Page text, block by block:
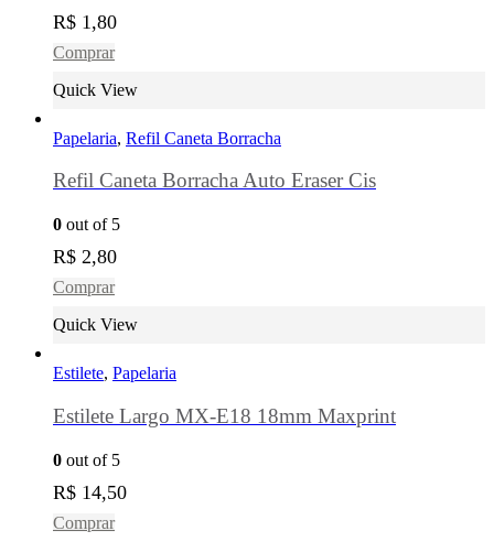
R$ 1,80
Comprar
Quick View
Papelaria, Refil Caneta Borracha
Refil Caneta Borracha Auto Eraser Cis
0 out of 5
R$ 2,80
Comprar
Quick View
Estilete, Papelaria
Estilete Largo MX-E18 18mm Maxprint
0 out of 5
R$ 14,50
Comprar